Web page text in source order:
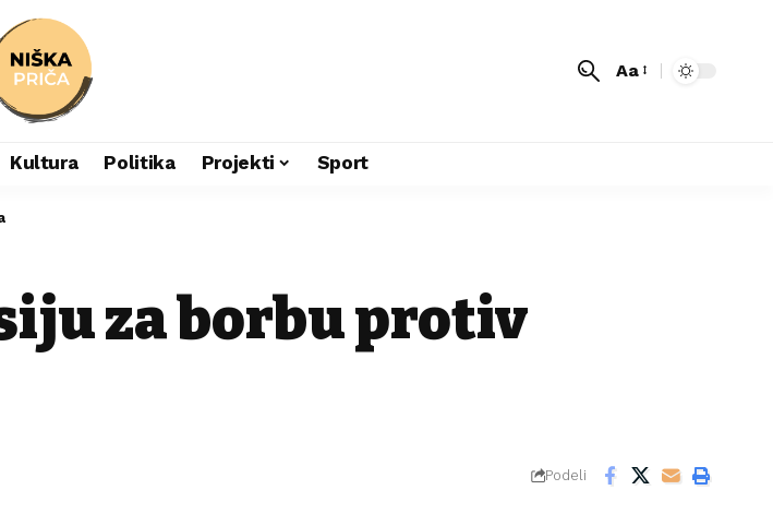
Aa
Kultura Politika Projekti Sport
za borbu protiv
Podeli